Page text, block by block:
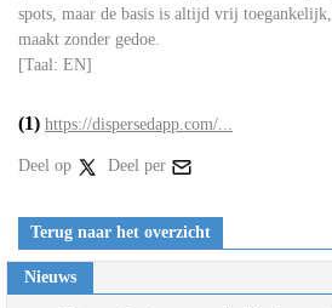
spots, maar de basis is altijd vrij
maakt zonder gedoe.
[Taal: EN]
(1) https://dispersedapp.com/...
Deel op Deel per
Terug naar het overzicht
Nieuws